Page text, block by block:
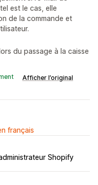
est le cas, elle
de la commande et
du passage à la caisse
Afficher l’original
français
Shopify